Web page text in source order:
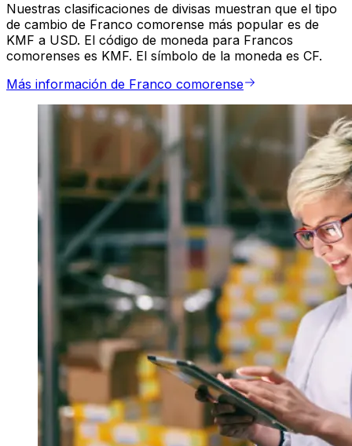
Nuestras clasificaciones de divisas muestran que el tipo
de cambio de Franco comorense más popular es de
KMF a USD. El código de moneda para Francos
comorenses es KMF. El símbolo de la moneda es CF.
Más información de Franco comorense